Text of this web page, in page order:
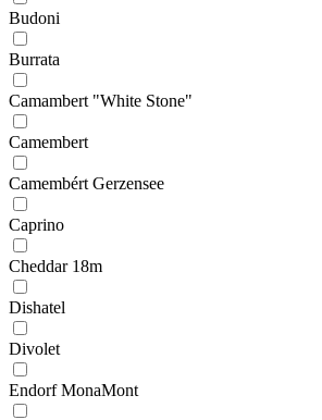
Budoni
Burrata
Camambert "White Stone"
Camembert
Camembért Gerzensee
Caprino
Cheddar 18m
Dishatel
Divolet
Endorf MonaMont